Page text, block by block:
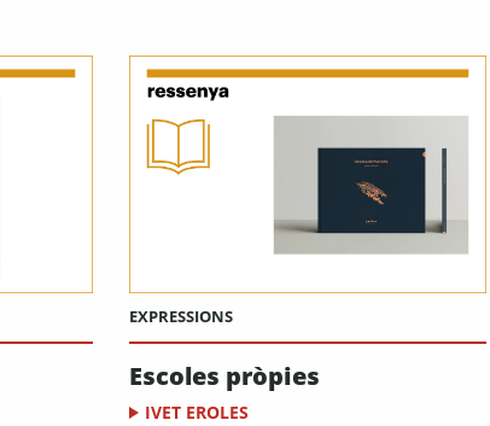
EXPRESSIONS
Escoles pròpies
IVET EROLES